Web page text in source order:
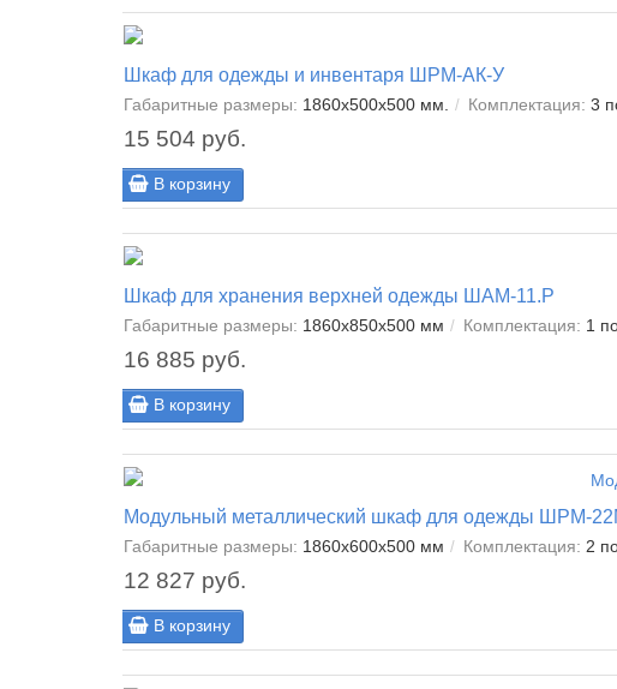
Шкаф для одежды и инвентаря ШРМ-АК-У
Габаритные размеры: 1860x500x500 мм. Комплектация: 3
15 504 руб.
В корзину
Шкаф для хранения верхней одежды ШАМ-11.Р
Габаритные размеры: 1860x850x500 мм Комплектация: 1
16 885 руб.
В корзину
Модульный металлический шкаф для одежды ШРМ-
Габаритные размеры: 1860x600x500 мм Комплектация: 2
12 827 руб.
В корзину